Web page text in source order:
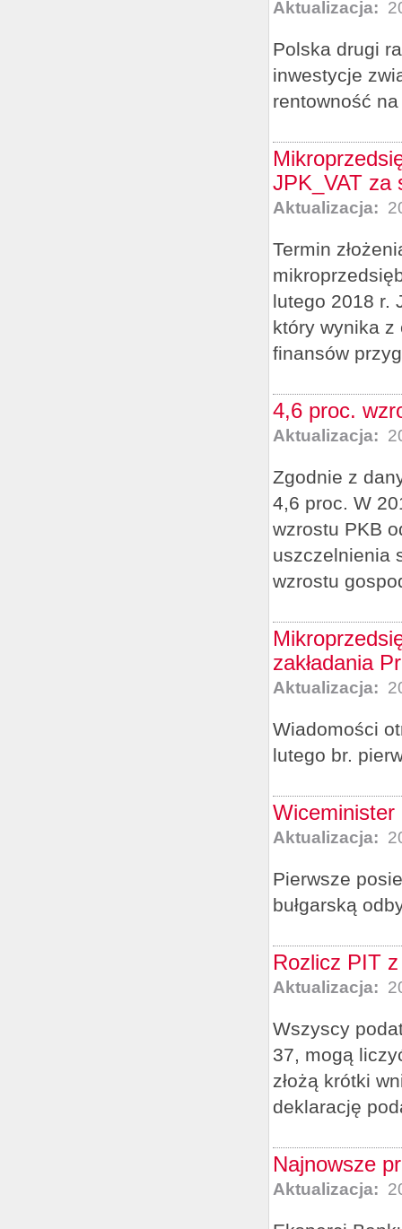
Aktualizacja:
Polska drugi
inwestycje
rentowność
JPK_VAT za
Aktualizacja:
Termin
lutego 2018 r.
który wynika z
finansów
4,6 proc.
Aktualizacja:
Zgodnie z
4,6 proc. W
wzrostu PKB
uszczelnienia
wzrostu
zakładania
Aktualizacja:
Wiadomości
lutego br.
Wiceminister
Aktualizacja:
Pierwsze
bułgarską
Rozlicz PIT
Aktualizacja:
Wszyscy
37, mogą
złożą krótki
deklarację
Najnowsze
Aktualizacja: